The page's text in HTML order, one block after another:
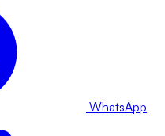
WhatsApp